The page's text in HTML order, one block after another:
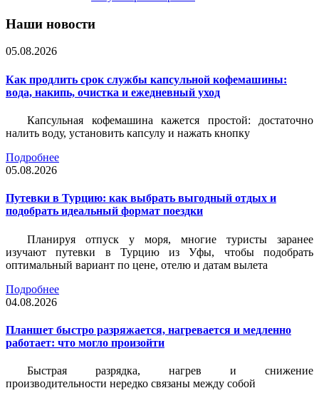
Наши новости
05.08.2026
Как продлить срок службы капсульной кофемашины:
вода, накипь, очистка и ежедневный уход
Капсульная кофемашина кажется простой: достаточно
налить воду, установить капсулу и нажать кнопку
Подробнее
05.08.2026
Путевки в Турцию: как выбрать выгодный отдых и
подобрать идеальный формат поездки
Планируя отпуск у моря, многие туристы заранее
изучают путевки в Турцию из Уфы, чтобы подобрать
оптимальный вариант по цене, отелю и датам вылета
Подробнее
04.08.2026
Планшет быстро разряжается, нагревается и медленно
работает: что могло произойти
Быстрая разрядка, нагрев и снижение
производительности нередко связаны между собой